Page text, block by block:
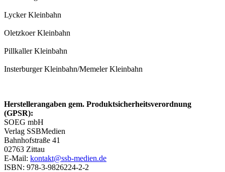
Lycker Kleinbahn
Oletzkoer Kleinbahn
Pillkaller Kleinbahn
Insterburger Kleinbahn/Memeler Kleinbahn
Herstellerangaben gem. Produktsicherheitsverordnung
(GPSR):
SOEG mbH
Verlag SSBMedien
Bahnhofstraße 41
02763 Zittau
E-Mail: kontakt@ssb-medien.de
ISBN: 978-3-9826224-2-2